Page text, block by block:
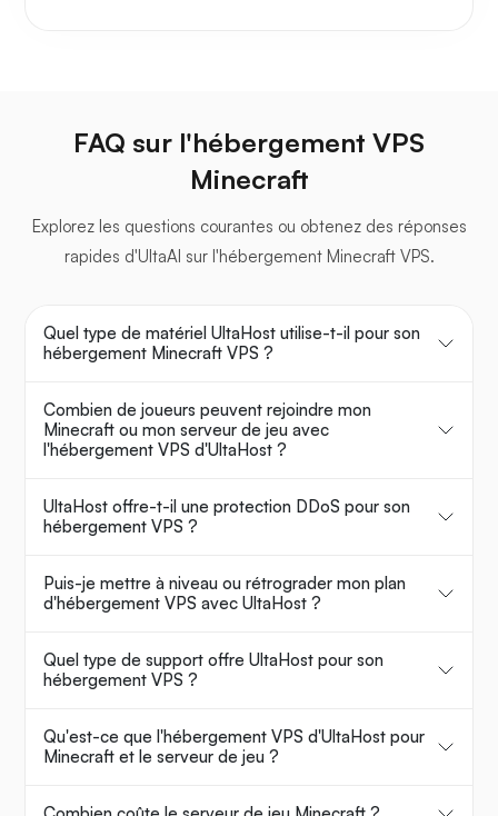
FAQ sur l'hébergement VPS
Minecraft
Explorez les questions courantes ou obtenez des réponses
rapides d'UltaAI sur l'hébergement Minecraft VPS.
Quel type de matériel UltaHost utilise-t-il pour son
hébergement Minecraft VPS ?
Combien de joueurs peuvent rejoindre mon
Minecraft ou mon serveur de jeu avec
l'hébergement VPS d'UltaHost ?
UltaHost offre-t-il une protection DDoS pour son
hébergement VPS ?
Puis-je mettre à niveau ou rétrograder mon plan
d'hébergement VPS avec UltaHost ?
Quel type de support offre UltaHost pour son
hébergement VPS ?
Qu'est-ce que l'hébergement VPS d'UltaHost pour
Minecraft et le serveur de jeu ?